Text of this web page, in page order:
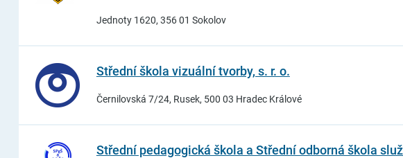
Jednoty 1620, 356 01 Sokolov
Střední škola vizuální tvorby, s. r. o.
Černilovská 7/24, Rusek, 500 03 Hradec Králové
Střední pedagogická škola a Střední odborná škola